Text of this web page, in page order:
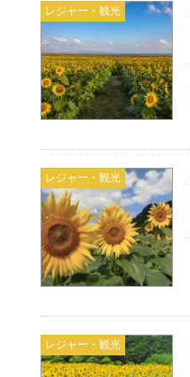
レジャー・観光
レジャー・観光
レジャー・観光